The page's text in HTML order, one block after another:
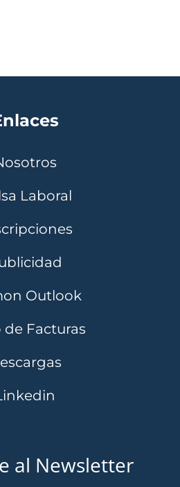
Laboral
Outlook
de Facturas
al Newsletter